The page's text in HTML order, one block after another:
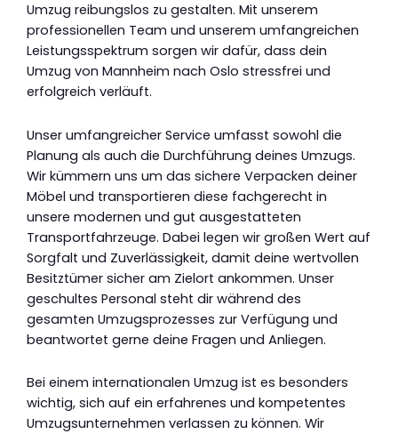
Umzug reibungslos zu gestalten. Mit unserem
professionellen Team und unserem umfangreichen
Leistungsspektrum sorgen wir dafür, dass dein
Umzug von Mannheim nach Oslo stressfrei und
erfolgreich verläuft.
Unser umfangreicher Service umfasst sowohl die
Planung als auch die Durchführung deines Umzugs.
Wir kümmern uns um das sichere Verpacken deiner
Möbel und transportieren diese fachgerecht in
unsere modernen und gut ausgestatteten
Transportfahrzeuge. Dabei legen wir großen Wert auf
Sorgfalt und Zuverlässigkeit, damit deine wertvollen
Besitztümer sicher am Zielort ankommen. Unser
geschultes Personal steht dir während des
gesamten Umzugsprozesses zur Verfügung und
beantwortet gerne deine Fragen und Anliegen.
Bei einem internationalen Umzug ist es besonders
wichtig, sich auf ein erfahrenes und kompetentes
Umzugsunternehmen verlassen zu können. Wir